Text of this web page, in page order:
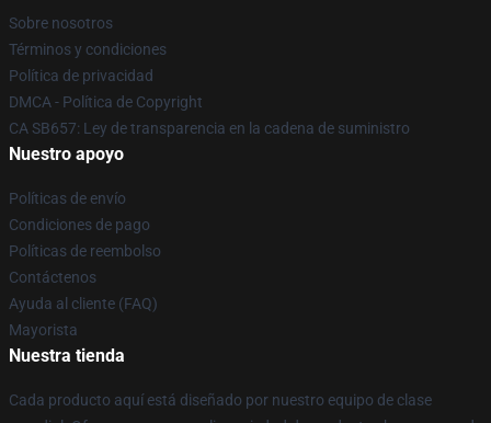
Sobre nosotros
Términos y condiciones
Política de privacidad
DMCA - Política de Copyright
CA SB657: Ley de transparencia en la cadena de suministro
Nuestro apoyo
Políticas de envío
Condiciones de pago
Políticas de reembolso
Contáctenos
Ayuda al cliente (FAQ)
Mayorista
Nuestra tienda
Cada producto aquí está diseñado por nuestro equipo de clase